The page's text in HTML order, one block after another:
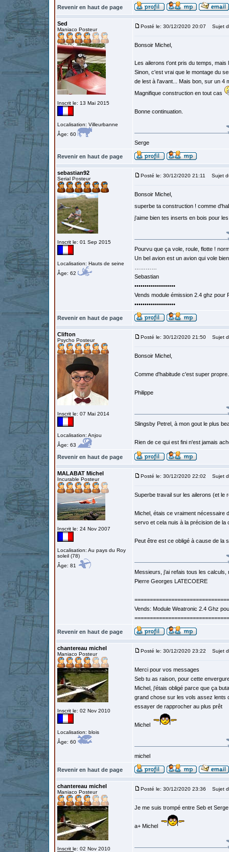
Revenir en haut de page
Sed
Maniaco Posteur
Inscrit le: 13 Mai 2015
Localisation: Villeurbanne
Âge: 60
Posté le: 30/12/2020 20:07 Sujet
Bonsoir Michel,
Les ailerons t'ont pris du temps,
Sinon, c'est vrai que le montage du
de lest à l'avant... Mais bon, sur un 4
Magnifique construction en tout cas
Bonne continuation.
Serge
Revenir en haut de page
sebastian92
Serial Posteur
Inscrit le: 01 Sep 2015
Localisation: Hauts de seine
Âge: 62
Posté le: 30/12/2020 21:11 Sujet
Bonsoir Michel,
superbe ta construction ! comme
j'aime bien tes inserts en bois pour
Pourvu que ça vole, roule, flotte !
Un bel avion est un avion qui vole
Sebastian
••••••••••••••••••••
Vends module émission 2.4 ghz
••••••••••••••••••••
Revenir en haut de page
Clifton
Psycho Posteur
Inscrit le: 07 Mai 2014
Localisation: Anjou
Âge: 63
Posté le: 30/12/2020 21:50 Sujet
Bonsoir Michel,
Comme d'habitude c'est super
Philippe
Slingsby Petrel, à mon gout le plus
Rien de ce qui est fini n'est jamais
Revenir en haut de page
MALABAT Michel
Incurable Posteur
Inscrit le: 24 Nov 2007
Localisation: Au pays du Roy
soleil (78)
Âge: 81
Posté le: 30/12/2020 22:02 Sujet
Superbe travail sur les ailerons (et le
Michel, étais ce vraiment nécessaire
servo et cela nuis à la précision de la
Peut être est ce obligé à cause de la
Messieurs, j'ai refais tous les calculs,
Pierre Georges LATECOERE
===============================
Vends: Module Weatronic 2.4 Ghz
===============================
Revenir en haut de page
chantereau michel
Maniaco Posteur
Inscrit le: 02 Nov 2010
Localisation: blois
Âge: 60
Posté le: 30/12/2020 23:22 Sujet
Merci pour vos messages
Seb tu as raison, pour cette
Michel, j'étais obligé parce que ça
grand chose sur les vols assez lents
essayer de rapprocher au plus prêt
Michel
michel
Revenir en haut de page
chantereau michel
Maniaco Posteur
Inscrit le: 02 Nov 2010
Posté le: 30/12/2020 23:36 Sujet
Je me suis trompé entre Seb et
a+ Michel